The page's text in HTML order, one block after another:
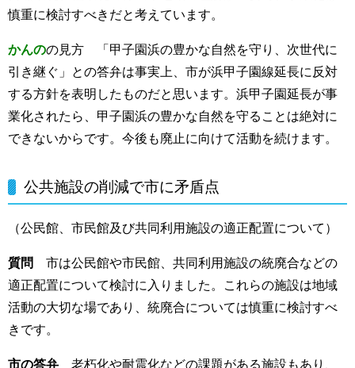
慎重に検討すべきだと考えています。
かんのの見方 「甲子園浜の豊かな自然を守り、次世代に
引き継ぐ」との答弁は事実上、市が浜甲子園線延長に反対
する方針を表明したものだと思います。浜甲子園延長が事
業化されたら、甲子園浜の豊かな自然を守ることは絶対に
できないからです。今後も廃止に向けて活動を続けます。
公共施設の削減で市に矛盾点
（公民館、市民館及び共同利用施設の適正配置について）
質問
市は公民館や市民館、共同利用施設の統廃合などの
適正配置について検討に入りました。これらの施設は地域
活動の大切な場であり、統廃合については慎重に検討すべ
きです。
市の答弁 老朽化や耐震化などの課題がある施設もあり、